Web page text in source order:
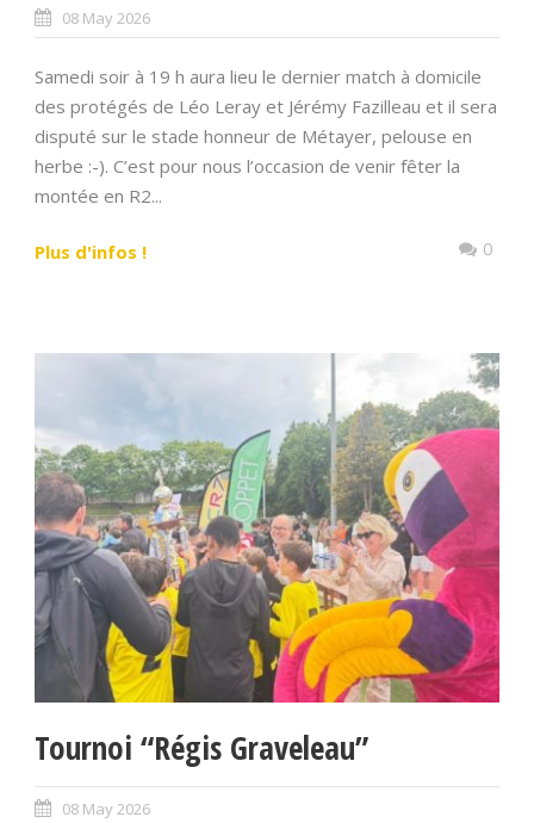
08 May 2026
Samedi soir à 19 h aura lieu le dernier match à domicile
des protégés de Léo Leray et Jérémy Fazilleau et il sera
disputé sur le stade honneur de Métayer, pelouse en
herbe :-). C’est pour nous l’occasion de venir fêter la
montée en R2...
Plus d'infos ! 0
Tournoi “Régis Graveleau”
08 May 2026